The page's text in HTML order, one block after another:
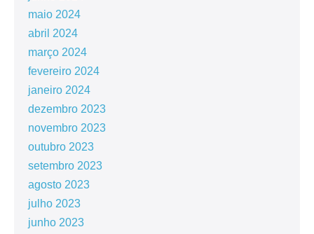
maio 2024
abril 2024
março 2024
fevereiro 2024
janeiro 2024
dezembro 2023
novembro 2023
outubro 2023
setembro 2023
agosto 2023
julho 2023
junho 2023